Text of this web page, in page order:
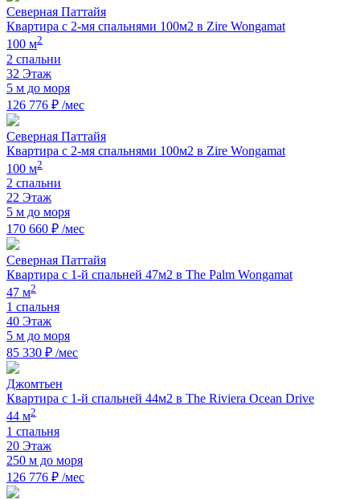
Северная Паттайя
Квартира с 2-мя спальнями 100м2 в Zire Wongamat
100 м2
2 спальни
32 Этаж
5 м до моря
126 776 ₽ /мес
Северная Паттайя
Квартира с 2-мя спальнями 100м2 в Zire Wongamat
100 м2
2 спальни
22 Этаж
5 м до моря
170 660 ₽ /мес
Северная Паттайя
Квартира с 1-й спальней 47м2 в The Palm Wongamat
47 м2
1 спальня
40 Этаж
5 м до моря
85 330 ₽ /мес
Джомтьен
Квартира с 1-й спальней 44м2 в The Riviera Ocean Drive
44 м2
1 спальня
20 Этаж
250 м до моря
126 776 ₽ /мес